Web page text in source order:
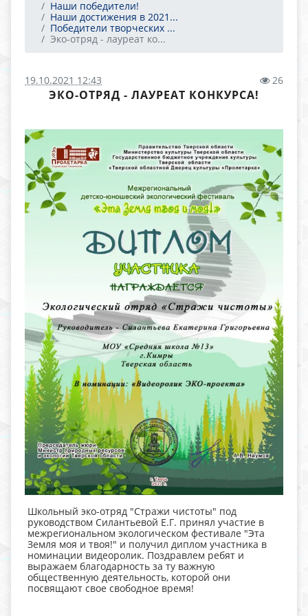
Наши победители!
Наши достижения в 2021...
Победители творческих ...
Эко-отряд - лауреат ко...
19.10.2021 12:43 26
ЭКО-ОТРЯД - ЛАУРЕАТ КОНКУРСА!
Школьный эко-отряд "Стражи чистоты" под
руководством Силантьевой Е.Г. принял участие в
межрегиональном экологическом фестивале "Эта
Земля моя и твоя!" и получил диплом участника в
номинации видеоролик. Поздравлем ребят и
выражаем благодарность за ту важную
общественную деятельность, которой они
посвящают свое свободное время!